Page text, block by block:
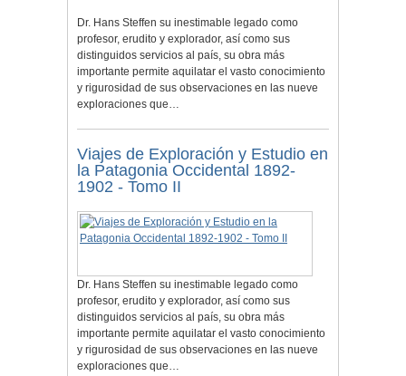
Dr. Hans Steffen su inestimable legado como
profesor, erudito y explorador, así como sus
distinguidos servicios al país, su obra más
importante permite aquilatar el vasto conocimiento
y rigurosidad de sus observaciones en las nueve
exploraciones que…
Viajes de Exploración y Estudio en
la Patagonia Occidental 1892-
1902 - Tomo II
Dr. Hans Steffen su inestimable legado como
profesor, erudito y explorador, así como sus
distinguidos servicios al país, su obra más
importante permite aquilatar el vasto conocimiento
y rigurosidad de sus observaciones en las nueve
exploraciones que…